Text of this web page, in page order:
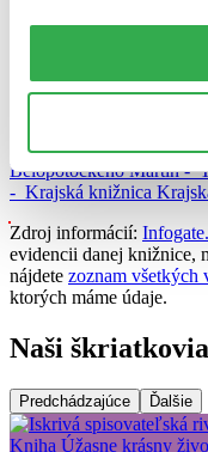
Čadca -Kysucká
Mestská
Liptovská knižnica G. F.
Belopotockého Martin -
- Krajská knižnica
Zdroj informácií:
evidencii danej knižnice,
nájdete zoznam všetkých
ktorých máme údaje.
Naši
Predchádzajúce Ďalšie